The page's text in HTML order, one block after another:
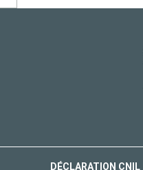
DÉCLARATION CNIL